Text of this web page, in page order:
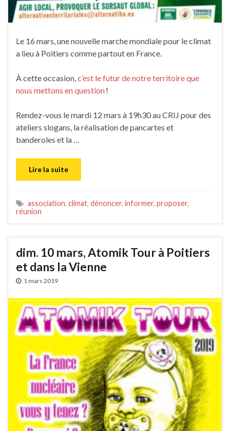
Le 16 mars, une nouvelle marche mondiale pour le climat
a lieu à Poitiers comme partout en France.
À cette occasion,c’est le futur de notre territoire que
nous mettons en question!
Rendez-vous le mardi 12 mars à 19h30 au CRIJ pour des
ateliers slogans, la réalisation de pancartes et
banderoles et la …
Lire la suite
association, climat, dénoncer, informer, proposer,
réunion
dim. 10 mars, Atomik Tour à Poitiers
et dans la Vienne
1 mars 2019